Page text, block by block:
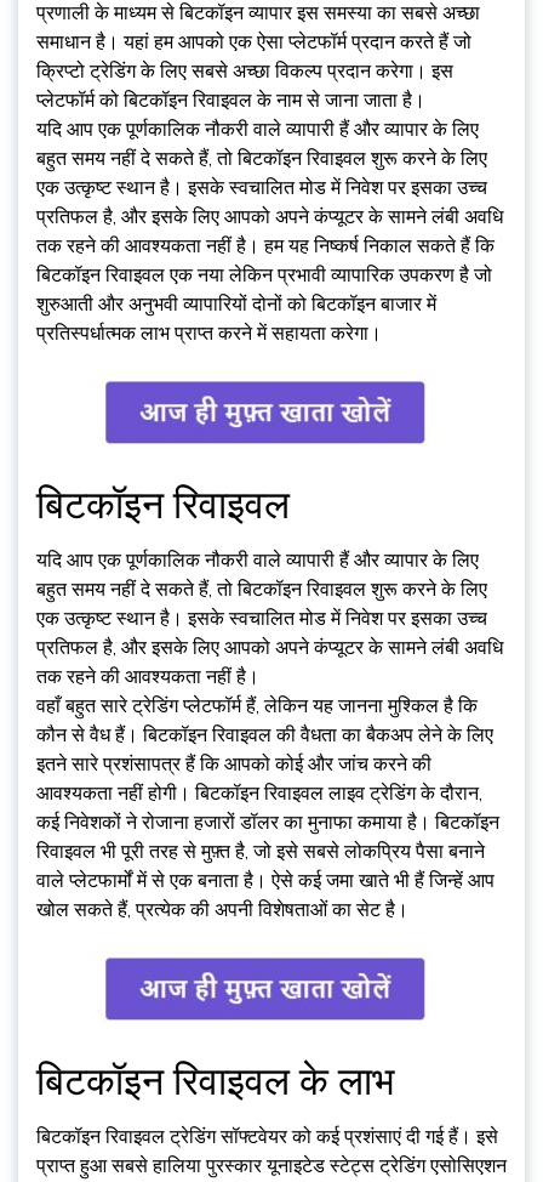
प्रणाली के माध्यम से बिटकॉइन व्यापार इस समस्या का सबसे अच्छा
समाधान है। यहां हम आपको एक ऐसा प्लेटफॉर्म प्रदान करते हैं जो
क्रिप्टो ट्रेडिंग के लिए सबसे अच्छा विकल्प प्रदान करेगा। इस
प्लेटफॉर्म को बिटकॉइन रिवाइवल के नाम से जाना जाता है।
यदि आप एक पूर्णकालिक नौकरी वाले व्यापारी हैं और व्यापार के लिए
बहुत समय नहीं दे सकते हैं, तो बिटकॉइन रिवाइवल शुरू करने के लिए
एक उत्कृष्ट स्थान है। इसके स्वचालित मोड में निवेश पर इसका उच्च
प्रतिफल है, और इसके लिए आपको अपने कंप्यूटर के सामने लंबी अवधि
तक रहने की आवश्यकता नहीं है। हम यह निष्कर्ष निकाल सकते हैं कि
बिटकॉइन रिवाइवल एक नया लेकिन प्रभावी व्यापारिक उपकरण है जो
शुरुआती और अनुभवी व्यापारियों दोनों को बिटकॉइन बाजार में
प्रतिस्पर्धात्मक लाभ प्राप्त करने में सहायता करेगा।
बिटकॉइन रिवाइवल
यदि आप एक पूर्णकालिक नौकरी वाले व्यापारी हैं और व्यापार के लिए
बहुत समय नहीं दे सकते हैं, तो बिटकॉइन रिवाइवल शुरू करने के लिए
एक उत्कृष्ट स्थान है। इसके स्वचालित मोड में निवेश पर इसका उच्च
प्रतिफल है, और इसके लिए आपको अपने कंप्यूटर के सामने लंबी अवधि
तक रहने की आवश्यकता नहीं है।
वहाँ बहुत सारे ट्रेडिंग प्लेटफॉर्म हैं, लेकिन यह जानना मुश्किल है कि
कौन से वैध हैं। बिटकॉइन रिवाइवल की वैधता का बैकअप लेने के लिए
इतने सारे प्रशंसापत्र हैं कि आपको कोई और जांच करने की
आवश्यकता नहीं होगी। बिटकॉइन रिवाइवल लाइव ट्रेडिंग के दौरान,
कई निवेशकों ने रोजाना हजारों डॉलर का मुनाफा कमाया है। बिटकॉइन
रिवाइवल भी पूरी तरह से मुफ़्त है, जो इसे सबसे लोकप्रिय पैसा बनाने
वाले प्लेटफार्मों में से एक बनाता है। ऐसे कई जमा खाते भी हैं जिन्हें आप
खोल सकते हैं, प्रत्येक की अपनी विशेषताओं का सेट है।
बिटकॉइन रिवाइवल के लाभ
बिटकॉइन रिवाइवल ट्रेडिंग सॉफ्टवेयर को कई प्रशंसाएं दी गई हैं। इसे
प्राप्त हुआ सबसे हालिया पुरस्कार यूनाइटेड स्टेट्स ट्रेडिंग एसोसिएशन